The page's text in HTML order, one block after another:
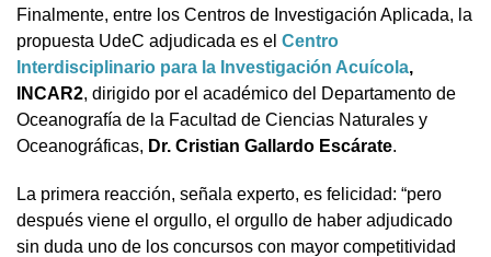
Finalmente, entre los Centros de Investigación Aplicada, la
propuesta UdeC adjudicada es el Centro
Interdisciplinario para la Investigación Acuícola,
INCAR2, dirigido por el académico del Departamento de
Oceanografía de la Facultad de Ciencias Naturales y
Oceanográficas, Dr. Cristian Gallardo Escárate.
La primera reacción, señala experto, es felicidad: “pero
después viene el orgullo, el orgullo de haber adjudicado
sin duda uno de los concursos con mayor competitividad